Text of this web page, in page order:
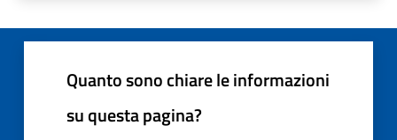
Quanto sono chiare le informazioni
su questa pagina?